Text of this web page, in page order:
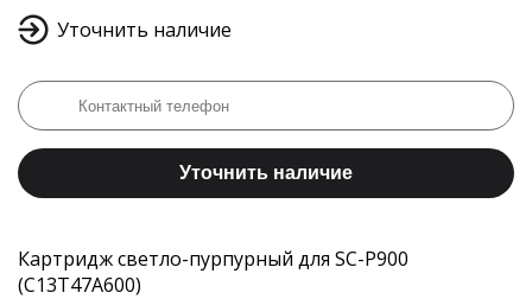
Уточнить наличие
Уточнить наличие
Картридж светло-пурпурный для SC-P900
(C13T47A600)